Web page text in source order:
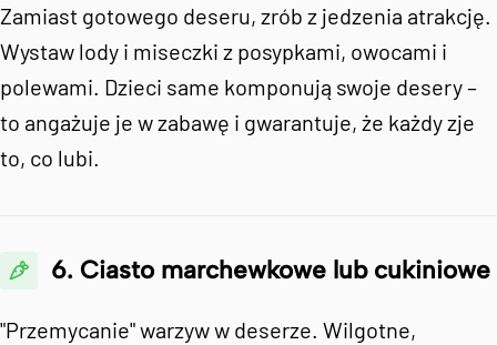
Zamiast gotowego deseru, zrób z jedzenia atrakcję.
Wystaw lody i miseczki z posypkami, owocami i
polewami. Dzieci same komponują swoje desery –
to angażuje je w zabawę i gwarantuje, że każdy zje
to, co lubi.
6. Ciasto marchewkowe lub cukiniowe
"Przemycanie" warzyw w deserze. Wilgotne,